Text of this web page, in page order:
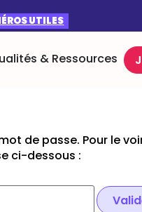
UTILES
& Ressources
de passe. Pour le
ci-dessous :